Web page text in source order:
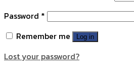
Password *
Remember me
Log in
Lost your password?